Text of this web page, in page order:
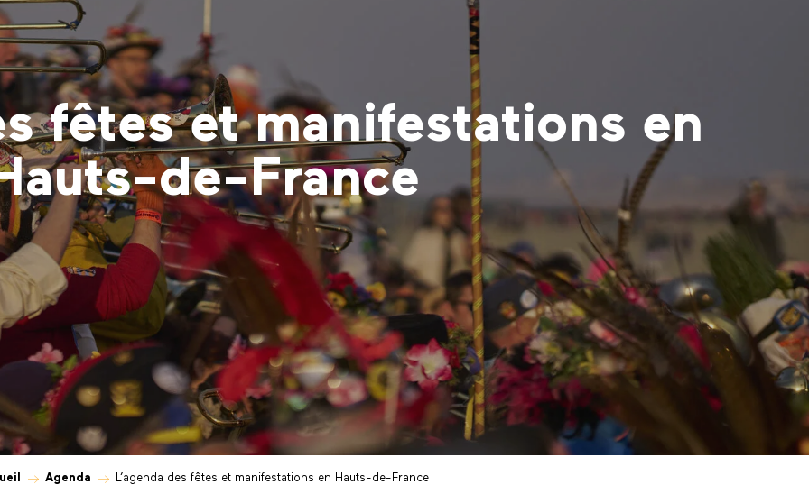
fêtes et manifestations en
de-France
Agenda L’agenda des fêtes et manifestations en Hauts-de-France